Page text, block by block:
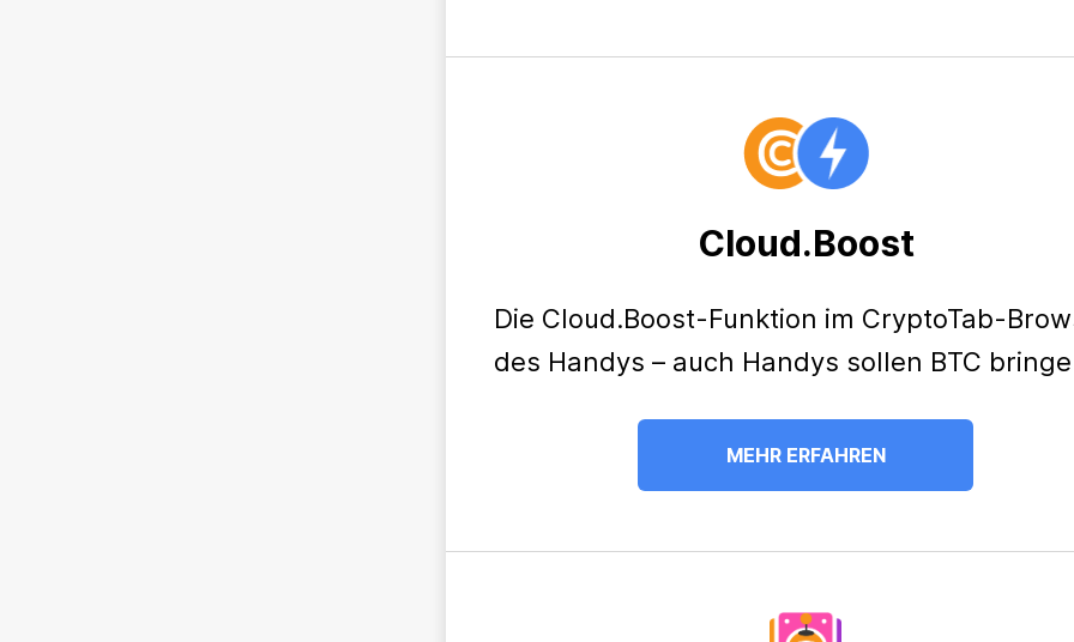
Cloud.Boost
Die Cloud.Boost-Funktion im CryptoTab-
des Handys – auch Handys sollen BTC
MEHR ERFAHREN